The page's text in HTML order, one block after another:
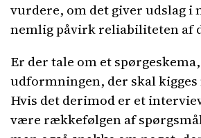
vurdere, om det giver udslag i
nemlig påvirk reliabiliteten af
Er der tale om et
udformningen, der skal
Hvis det derimod er et
være rækkefølgen af